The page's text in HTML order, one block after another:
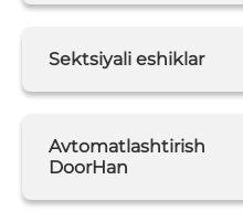
Sektsiyali eshiklar
Avtomatlashtirish
DoorHan